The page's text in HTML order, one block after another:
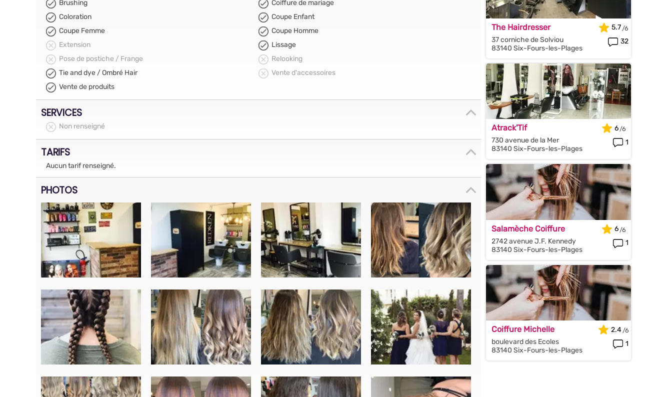
Brushing
Coiffure de mariage
Coloration
Coupe Enfant
Coupe Femme
Coupe Homme
Extension
Lissage
Pose de postiche / Frange
Relooking
Tie and dye / Ombré Hair
Vente d'accessoires
Vente de produits
SERVICES
Non renseigné
TARIFS
Aucun tarif renseigné.
PHOTOS
The Hairdresser
37 corniche de Solviou
83140 Six-Fours-les-Plages
5.7
32
Atrack'Tif
730 avenue de la Mer
83140 Six-Fours-les-Plages
6
1
Salamèche Coiffure
2742 avenue J.F. Kennedy
83140 Six-Fours-les-Plages
6
1
Coiffure Michelle
boulevard des Ecoles
83140 Six-Fours-les-Plages
2.4
1